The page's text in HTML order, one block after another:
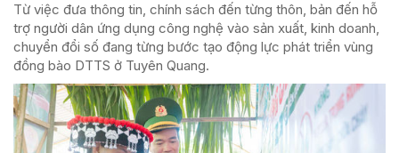
Từ việc đưa thông tin, chính sách đến từng thôn, bản đến hỗ
trợ người dân ứng dụng công nghệ vào sản xuất, kinh doanh,
chuyển đổi số đang từng bước tạo động lực phát triển vùng
đồng bào DTTS ở Tuyên Quang.